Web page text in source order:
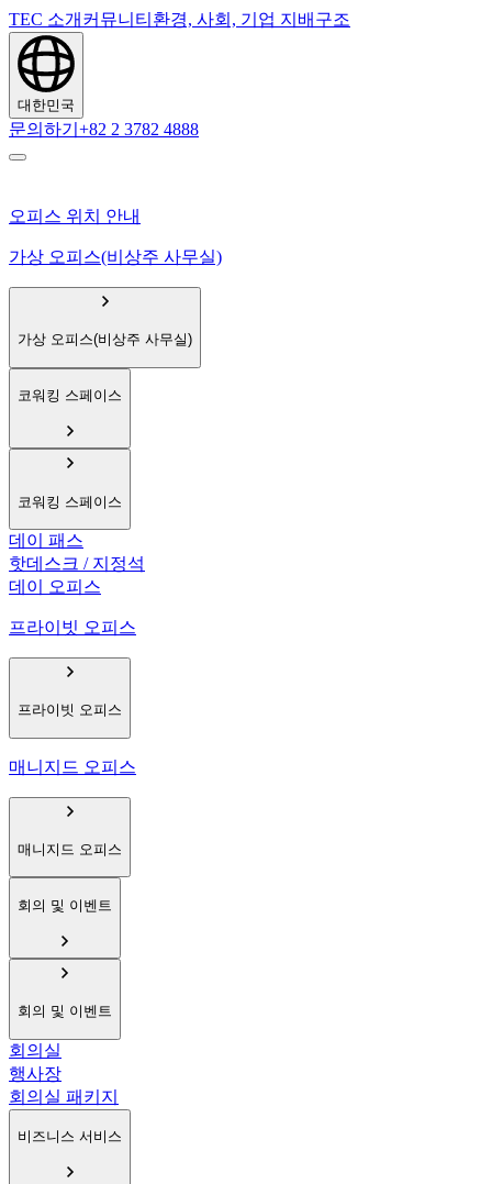
TEC 소개 커뮤니티 환경, 사회, 기업 지배구조
대한민국
문의하기 +82 2 3782 4888
오피스 위치 안내
가상 오피스(비상주 사무실)
가상 오피스(비상주 사무실)
코워킹 스페이스
코워킹 스페이스
데이 패스
핫데스크 / 지정석
데이 오피스
프라이빗 오피스
프라이빗 오피스
매니지드 오피스
매니지드 오피스
회의 및 이벤트
회의 및 이벤트
회의실
행사장
회의실 패키지
비즈니스 서비스